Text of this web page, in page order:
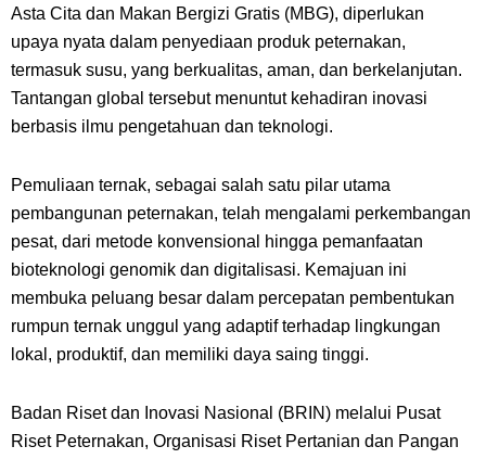
Asta Cita dan Makan Bergizi Gratis (MBG), diperlukan
upaya nyata dalam penyediaan produk peternakan,
termasuk susu, yang berkualitas, aman, dan berkelanjutan.
Tantangan global tersebut menuntut kehadiran inovasi
berbasis ilmu pengetahuan dan teknologi.
Pemuliaan ternak, sebagai salah satu pilar utama
pembangunan peternakan, telah mengalami perkembangan
pesat, dari metode konvensional hingga pemanfaatan
bioteknologi genomik dan digitalisasi. Kemajuan ini
membuka peluang besar dalam percepatan pembentukan
rumpun ternak unggul yang adaptif terhadap lingkungan
lokal, produktif, dan memiliki daya saing tinggi.
Badan Riset dan Inovasi Nasional (BRIN) melalui Pusat
Riset Peternakan, Organisasi Riset Pertanian dan Pangan